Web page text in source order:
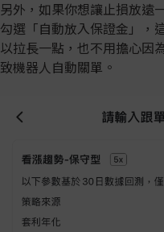
另外，如果你想讓止損放遠
勾選「自動放入保證金」，
以拉長一點，也不用擔心因
致機器人自動關單。